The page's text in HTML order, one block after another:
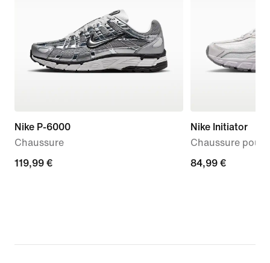
Nike P-6000
Chaussure
119,99 €
119,99 €
Nike Initiator
Chaussure pour
84,99 €
84,99 €